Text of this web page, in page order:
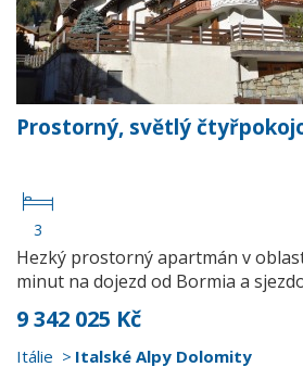
Prostorný, světlý
3
Hezký prostorný apartmán v
minut na dojezd od Bormia a
9 342 025 Kč
Itálie Italské Alpy Dolomity